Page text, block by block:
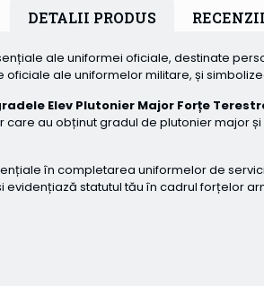
DETALII PRODUS RECENZII
ale uniformei oficiale, destinate
ale uniformelor militare, și
Elev Plutonier Major Forțe
au obținut gradul de plutonier major
în completarea uniformelor de
statutul tău în cadrul forțelor